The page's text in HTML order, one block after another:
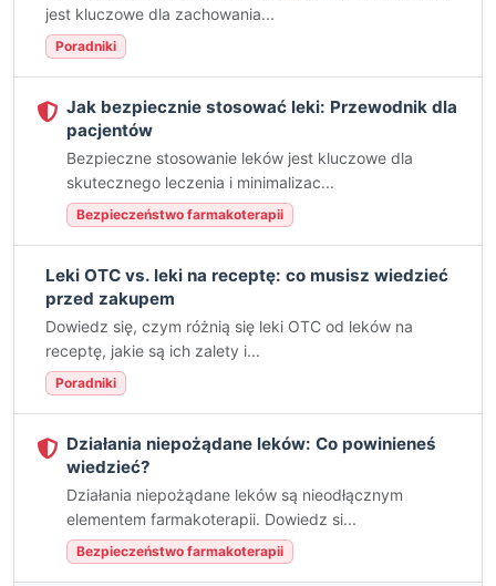
jest kluczowe dla zachowania...
Poradniki
Jak bezpiecznie stosować leki: Przewodnik dla
pacjentów
Bezpieczne stosowanie leków jest kluczowe dla
skutecznego leczenia i minimalizac...
Bezpieczeństwo farmakoterapii
Leki OTC vs. leki na receptę: co musisz wiedzieć
przed zakupem
Dowiedz się, czym różnią się leki OTC od leków na
receptę, jakie są ich zalety i...
Poradniki
Działania niepożądane leków: Co powinieneś
wiedzieć?
Działania niepożądane leków są nieodłącznym
elementem farmakoterapii. Dowiedz si...
Bezpieczeństwo farmakoterapii